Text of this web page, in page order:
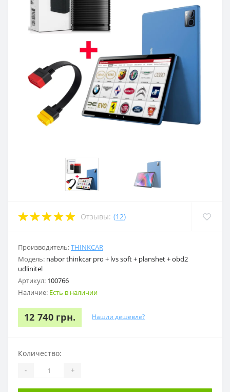
Отзывы: (12)
Производитель:THINKCAR
Модель: nabor thinkcar pro + lvs soft + planshet + obd2
udlinitel
Артикул: 100766
Наличие: Есть в наличии
12 740 грн. Нашли дешевле?
Количество:
- +